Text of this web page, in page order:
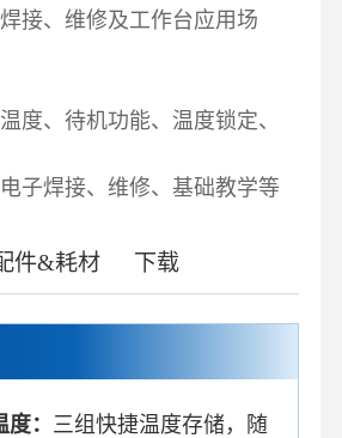
接、维修及工作台应用场
度、待机功能、温度锁定、
子焊接、维修、基础教学等
件&耗材 下载
：
三组快捷温度存储，随